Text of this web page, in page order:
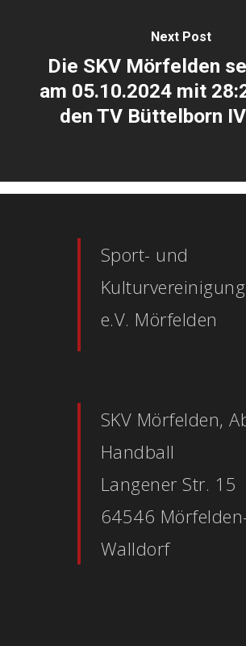
Next Post
Die SKV Mörfelden
am 05.10.2024 mit
den TV Büttelborn
Sport- und
e.V. Mörfelden
SKV Mörfelden,
Handball
Langener Str. 15
64546
Walldorf